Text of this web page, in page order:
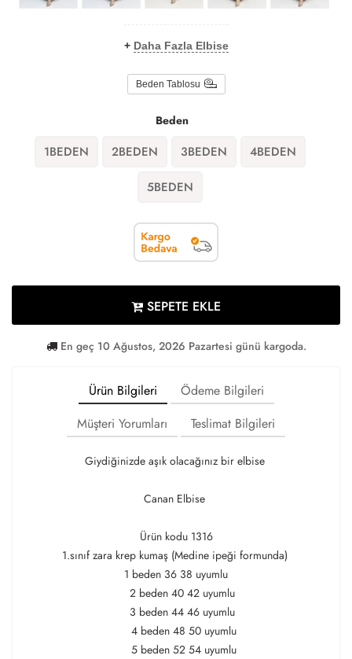
+ Daha Fazla Elbise
Beden Tablosu
Beden
1BEDEN 2BEDEN 3BEDEN 4BEDEN
5BEDEN
SEPETE EKLE
En geç 10 Ağustos, 2026 Pazartesi günü kargoda.
Ürün Bilgileri
Ödeme Bilgileri
Müşteri Yorumları
Teslimat Bilgileri
Giydiğinizde aşık olacağınız bir elbise
Canan Elbise
Ürün kodu 1316
1.sınıf zara krep kumaş (Medine ipeği formunda)
1 beden 36 38 uyumlu
2 beden 40 42 uyumlu
3 beden 44 46 uyumlu
4 beden 48 50 uyumlu
5 beden 52 54 uyumlu